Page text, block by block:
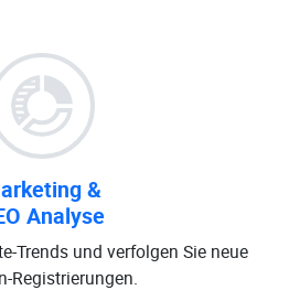
&
Analyse
Trends und verfolgen Sie neue
Registrierungen.